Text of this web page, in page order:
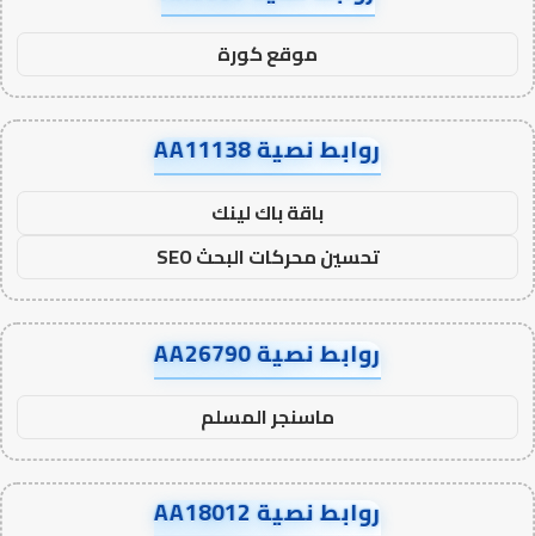
موقع كورة
روابط نصية AA11138
باقة باك لينك
تحسين محركات البحث SEO
روابط نصية AA26790
ماسنجر المسلم
روابط نصية AA18012